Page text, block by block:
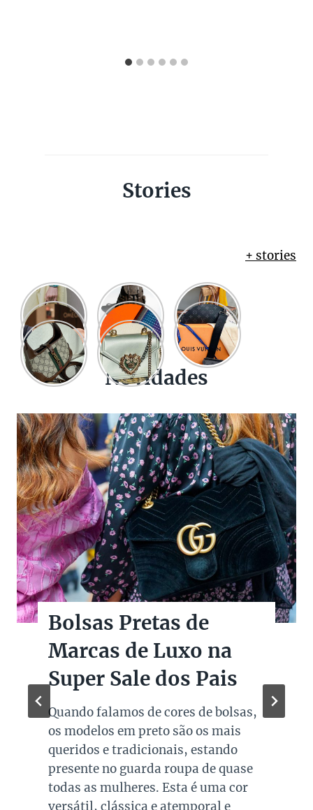
Stories
+ stories
Novidades
Bolsas Pretas de
Marcas de Luxo na
Super Sale dos Pais
Quando falamos de cores de bolsas,
os modelos em preto são os mais
queridos e tradicionais, estando
presente no guarda roupa de quase
todas as mulheres. Esta é uma cor
versátil, clássica e atemporal e